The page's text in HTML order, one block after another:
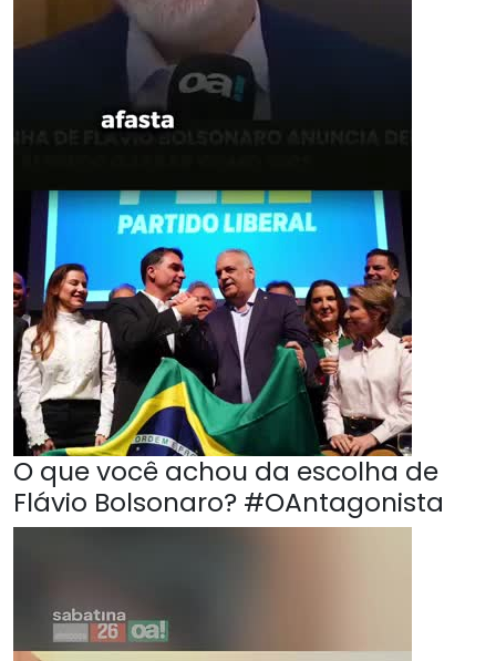
O que você achou da escolha de
Flávio Bolsonaro? #OAntagonista